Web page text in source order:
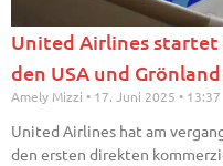
United Airlines
den USA und
Amely Mizzi 17. Juni 2025 13:37
United Airlines hat am
den ersten direkten